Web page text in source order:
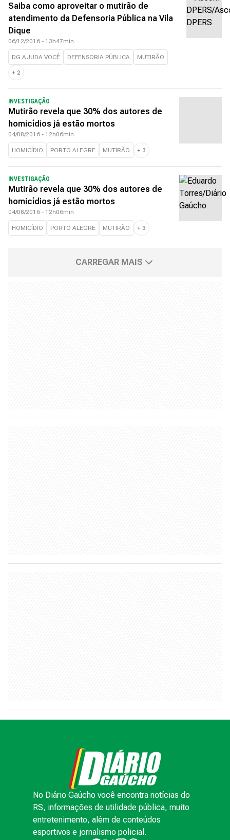
Saiba como aproveitar o mutirão de
atendimento da Defensoria Pública na Vila
Dique
06/12/2016 - 13h47min
DG AJUDA VOCÊ DEFENSORIA PÚBLICA MUTIRÃO
+ 2
INVESTIGAÇÃO
Mutirão revela que 30% dos autores de
homicídios já estão mortos
04/08/2016 - 12h06min
HOMICÍDIO PORTO ALEGRE MUTIRÃO + 3
INVESTIGAÇÃO
Mutirão revela que 30% dos autores de
homicídios já estão mortos
04/08/2016 - 12h06min
HOMICÍDIO PORTO ALEGRE MUTIRÃO + 3
CARREGAR MAIS
No Diário Gaúcho você encontra notícias do
RS, informações de utilidade pública, muito
entretenimento, além de conteúdos
esportivos e jornalismo policial.